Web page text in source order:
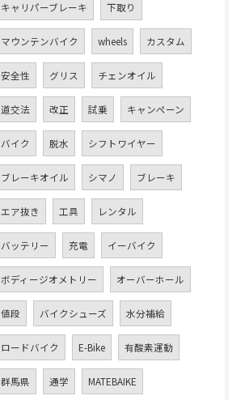
キャリパーブレーキ 下取り
マウンテンバイク wheels カスタム
安全性 グリス チェンオイル
道交法 改正 試乗 キャンペーン
バイク 脱水 シフトワイヤー
ブレーキオイル シマノ ブレーキ
エア抜き 工具 レンタル
バッテリー 充電 イーバイク
ボディージオメトリー オーバーホール
値段 バイクシューズ 水分補給
ロードバイク E-Bike 有酸素運動
群馬県 通学 MATEBAIKE